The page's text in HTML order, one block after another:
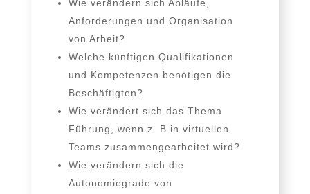
Wie ver­än­dern sich Abläufe,
Anforderungen und Organisation
von Arbeit?
Welche künf­ti­gen Qualifikationen
und Kompetenzen benö­ti­gen die
Beschäftigten?
Wie ver­än­dert sich das Thema
Führung, wenn z. B in vir­tu­el­len
Teams zusam­men­ge­ar­bei­tet wird?
Wie ver­än­dern sich die
Autonomiegrade von